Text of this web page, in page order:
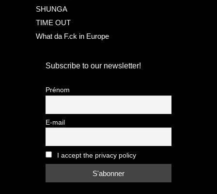
SHUNGA
TIME OUT
What da F.ck in Europe
Subscribe to our newsletter!
Prénom
E-mail
I accept the privacy policy